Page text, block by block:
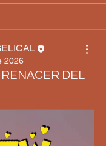
2026
RENACER DEL